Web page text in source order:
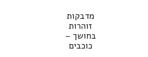
מדבקות
זוהרות
בחושך –
כוכבים